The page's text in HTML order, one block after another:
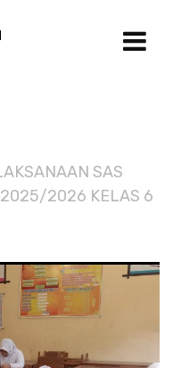
SAS
2025/2026 KELAS 6